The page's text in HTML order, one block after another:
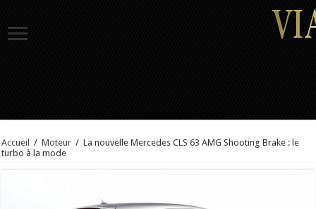
Accueil / Moteur / La nouvelle Mercedes CLS 63 AMG Shooting Brake : le
turbo à la mode